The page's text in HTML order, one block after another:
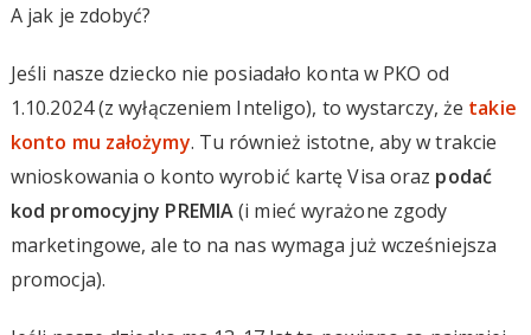
A jak je zdobyć?
Jeśli nasze dziecko nie posiadało konta w PKO od
1.10.2024 (z wyłączeniem Inteligo), to wystarczy, że takie
konto mu założymy. Tu również istotne, aby w trakcie
wnioskowania o konto wyrobić kartę Visa oraz podać
kod promocyjny PREMIA(i mieć wyrażone zgody
marketingowe, ale to na nas wymaga już wcześniejsza
promocja).